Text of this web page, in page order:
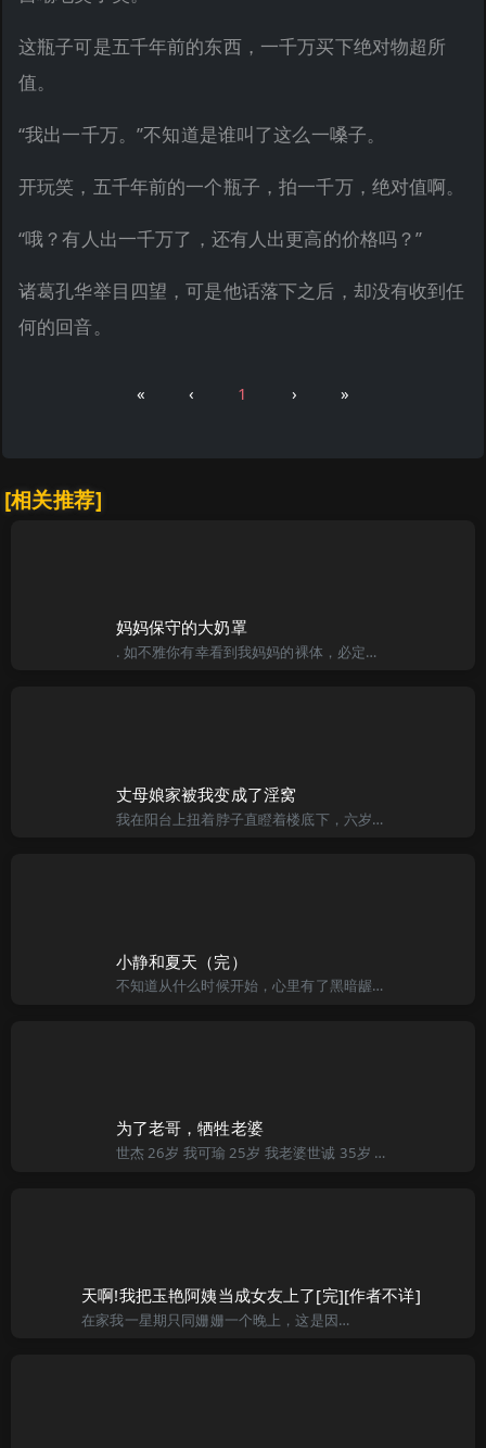
这瓶子可是五千年前的东西，一千万买下绝对物超所
值。
“我出一千万。”不知道是谁叫了这么一嗓子。
开玩笑，五千年前的一个瓶子，拍一千万，绝对值啊。
“哦？有人出一千万了，还有人出更高的价格吗？”
诸葛孔华举目四望，可是他话落下之后，却没有收到任
何的回音。
« ‹ 1 › »
[相关推荐]
妈妈保守的大奶罩
. 如不雅你有幸看到我妈妈的裸体，必定会被她胸前的那对大奶所震动。 妈妈叫柳淑容，是本市公认的金融一支花，这个称号从她毕业至今，已经保持了十年之久，现期近使妈妈三十二岁了，金融系统内每年层出不穷的年轻
丈母娘家被我变成了淫窝
我在阳台上扭着脖子直瞪着楼底下，六岁的女儿已是按奈不住下了楼，待看到了她娇小的身影在花坛边的草坪后，我才返回到了卧室里，她还自得其乐的往脸上扑粉，床上滩放着一套湖绿的西服，她端坐在镜子前，白熘熘的背后
小静和夏天（完）
不知道从什么时候开始，心里有了黑暗龌蹉的思想，对一些大多数人不能接受的情感性爱有了极大的兴趣。也许是小时候环境影响，或者别的什么，从懂得性开始就对身边的女性有了冲动和想法，偷窥，借机卡油，这些都干过
为了老哥，牺牲老婆
世杰 26岁 我可瑜 25岁 我老婆世诚 35岁 我大哥第一部 妻子的付出我是一名普通的上班族，赚的不多，但为了家、为了妻子、孩子我可谓拼尽全力，加班是常有事，最近我已经有几个晚上只睡3-4个小时了，
天啊!我把玉艳阿姨当成女友上了[完][作者不详]
在家我一星期只同姗姗一个晚上，这是因为媚姨考虑到主要姗姗学业为重，但又怕她青春成熟后如没有一个关心她的男朋友会像其她那些艺术学院的女孩一样误入歧途。虽然如此，但其它时间里，姗姗常来到我的单身宿舍里过夜